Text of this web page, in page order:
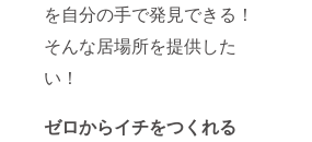
を自分の手で発見できる！
そんな居場所を提供した
い！
ゼロからイチをつくれる